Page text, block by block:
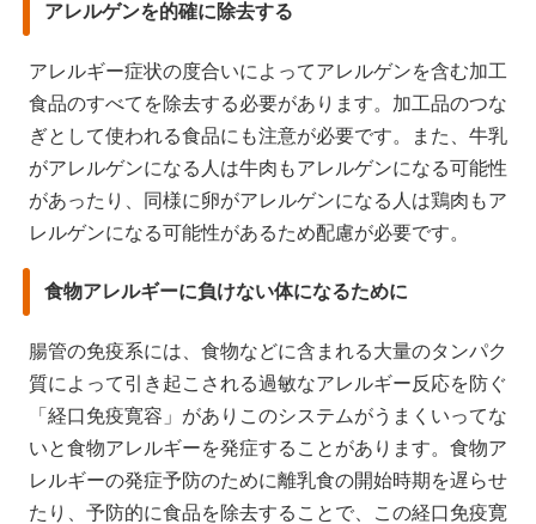
アレルゲンを的確に除去する
アレルギー症状の度合いによってアレルゲンを含む加工
食品のすべてを除去する必要があります。加工品のつな
ぎとして使われる食品にも注意が必要です。また、牛乳
がアレルゲンになる人は牛肉もアレルゲンになる可能性
があったり、同様に卵がアレルゲンになる人は鶏肉もア
レルゲンになる可能性があるため配慮が必要です。
食物アレルギーに負けない体になるために
腸管の免疫系には、食物などに含まれる大量のタンパク
質によって引き起こされる過敏なアレルギー反応を防ぐ
「経口免疫寛容」がありこのシステムがうまくいってな
いと食物アレルギーを発症することがあります。食物ア
レルギーの発症予防のために離乳食の開始時期を遅らせ
たり、予防的に食品を除去することで、この経口免疫寛